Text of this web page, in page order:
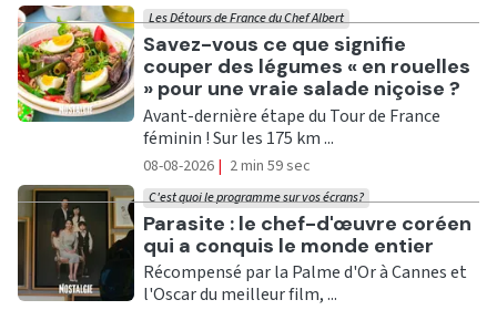
Ecouter
Savez-vous ce que signifie
couper des légumes « en rouelles
» pour une vraie salade niçoise ?
Les Détours de France du Chef Albert
Avant-dernière étape du Tour de France
féminin ! Sur les 175 km ...
08-08-2026 | 2 min 59 sec
Ecouter
Parasite : le chef-d'œuvre coréen
qui a conquis le monde entier
C'est quoi le programme sur vos écrans?
Récompensé par la Palme d'Or à Cannes et
l'Oscar du meilleur film, ...